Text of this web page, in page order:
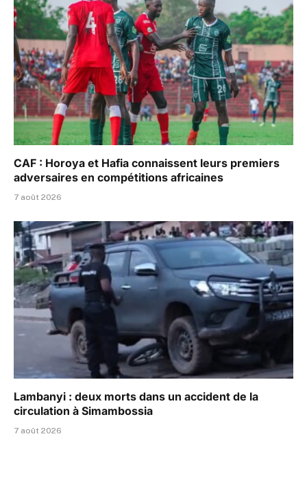
CAF : Horoya et Hafia connaissent leurs premiers
adversaires en compétitions africaines
7 août 2026
Lambanyi : deux morts dans un accident de la
circulation à Simambossia
7 août 2026